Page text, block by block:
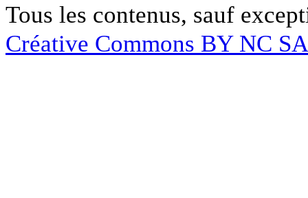
Tous les contenus, sauf
Créative Commons BY NC SA